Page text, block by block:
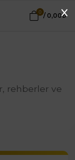
0 / 0,00₺
rehberler ve